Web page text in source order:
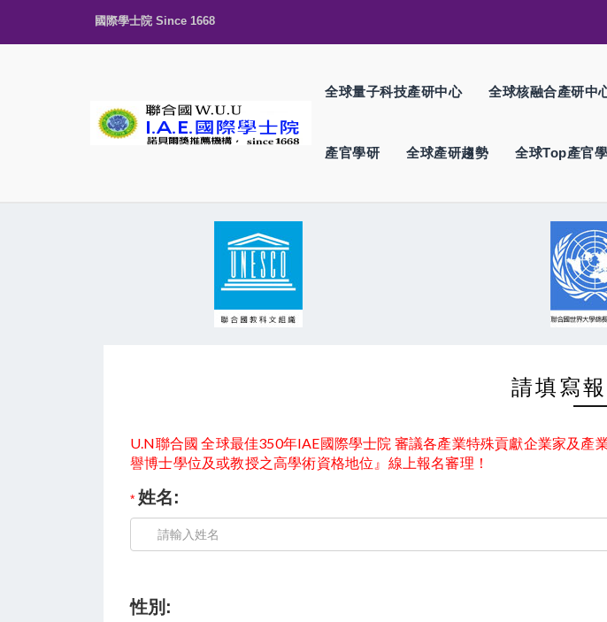
國際學士院 Since 1668
全球量子科技產研中心 全球核融合產研中
產官學研 全球產研趨勢 全球Top產官
請填寫
U.N聯合國 全球最佳350年IAE國際學士院 審議各產業特殊貢獻企業家及
譽博士學位及或教授之高學術資格地位』線上報名審理！
姓名:
性別: